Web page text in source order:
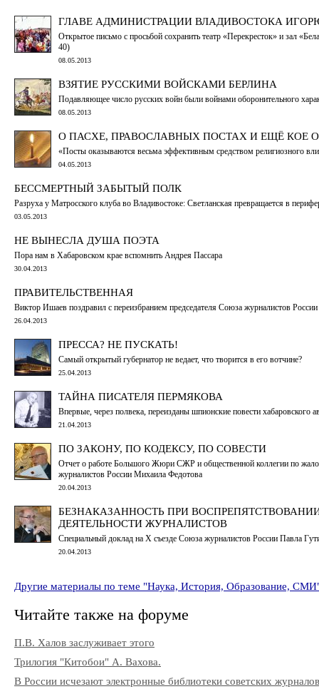
ГЛАВЕ АДМИНИСТРАЦИИ ВЛАДИВОСТОКА
Открытое письмо с просьбой сохранить театр «Перекресток» и зал
40)
08.05.2013
ВЗЯТИЕ РУССКИМИ ВОЙСКАМИ БЕРЛИНА
Подавляющее число русских войн были войнами оборонительного
08.05.2013
О ПАСХЕ, ПРАВОСЛАВНЫХ ПОСТАХ И ЕЩЁ КОЕ
«Посты оказываются весьма эффективным средством религиозного
04.05.2013
БЕССМЕРТНЫЙ ЗАБЫТЫЙ ПОЛК
Разруха у Матросского клуба во Владивостоке: Светланская превращается в
03.05.2013
НЕ ВЫНЕСЛА ДУША ПОЭТА
Пора нам в Хабаровском крае вспомнить Андрея Пассара
30.04.2013
ПРАВИТЕЛЬСТВЕННАЯ
Виктор Ишаев поздравил с переизбранием председателя Союза журналистов
26.04.2013
ПРЕССА? НЕ ПУСКАТЬ!
Самый открытый губернатор не ведает, что творится в его вотчине?
25.04.2013
ТАЙНА ПИСАТЕЛЯ ПЕРМЯКОВА
Впервые, через полвека, переизданы шпионские повести хабаровского
21.04.2013
ПО ЗАКОНУ, ПО КОДЕКСУ, ПО СОВЕСТИ
Отчет о работе Большого Жюри СЖР и общественной коллегии по
журналистов России Михаила Федотова
20.04.2013
БЕЗНАКАЗАННОСТЬ ПРИ
ДЕЯТЕЛЬНОСТИ ЖУРНАЛИСТОВ
Специальный доклад на X съезде Союза журналистов России Павла
20.04.2013
Другие материалы по теме "Наука, История, Образование,
Читайте также на форуме
П.В. Халов заслуживает этого
Трилогия "Китобои" А. Вахова.
В России исчезают электронные библиотеки советских журналов